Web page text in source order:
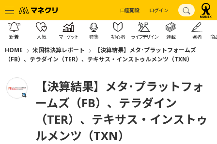
口座開設 ログイン
新着 人気 マーケット 特集 初心者 ライフデザイン 連載 著者 商
HOME 米国株決算レポート
【決算結果】メタ･プラットフォームズ
（FB）、テラダイン（TER）、テキサス・インストゥルメンツ（TXN）
【決算結果】メタ･プラットフォ
ームズ（FB）、テラダイン
（TER）、テキサス・インストゥ
ルメンツ（TXN）